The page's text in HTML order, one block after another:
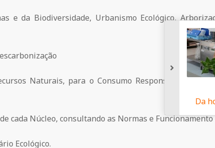
e da Biodiversidade, Urbanismo Ecológico,
Naturais, para o Consumo Responsável e para
cada Núcleo, consultando as Normas e Funcionamento
Ecológico.